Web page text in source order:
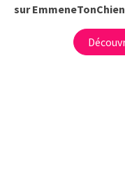
sur